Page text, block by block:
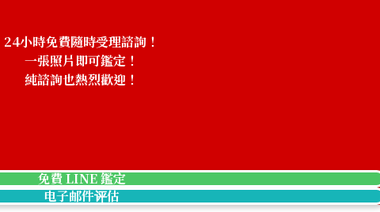
24小時免費隨時受理諮詢！
一張照片即可鑑定！
純諮詢也熱烈歡迎！
免費 LINE 鑑定
电子邮件评估